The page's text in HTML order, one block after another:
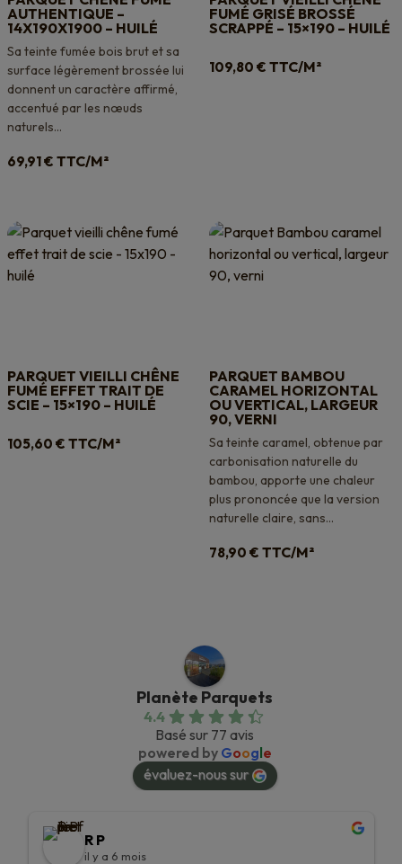
AUTHENTIQUE –
14X190X1900 – HUILÉ
Sa teinte fumée bois brut et sa
surface légèrement brossée lui
donnent un caractère affirmé,
accentué par les nœuds
naturels...
69,91€ TTC/M²
FUMÉ GRISÉ BROSSÉ
SCRAPPÉ – 15×190 – HUILÉ
109,80 € TTC/M²
PARQUET VIEILLI CHÊNE
FUMÉ EFFET TRAIT DE
SCIE – 15×190 – HUILÉ
105,60 € TTC/M²
PARQUET BAMBOU
CARAMEL HORIZONTAL
OU VERTICAL, LARGEUR
90, VERNI
Sa teinte caramel, obtenue par
carbonisation naturelle du
bambou, apporte une chaleur
plus prononcée que la version
naturelle claire, sans...
78,90 € TTC/M²
Planète Parquets
4.4
Basé sur 77 avis
powered by Google
évaluez-nous sur
R P
il y a 6 mois